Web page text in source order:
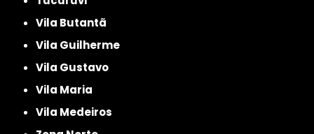
Vila Butantã
Vila Guilherme
Vila Gustavo
Vila Maria
Vila Medeiros